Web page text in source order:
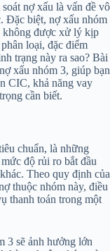
nợ xấu là vấn đề vô
Đặc biệt, nợ xấu nhóm
không được xử lý kịp
loại, đặc điểm
trạng này ra sao? Bài
xấu nhóm 3, giúp bạn
CIC, khả năng vay
cần biết.
chuẩn, là những
độ rủi ro bắt đầu
Theo quy định của
thuộc nhóm này, điều
thanh toán trong một
3 sẽ ảnh hưởng lớn